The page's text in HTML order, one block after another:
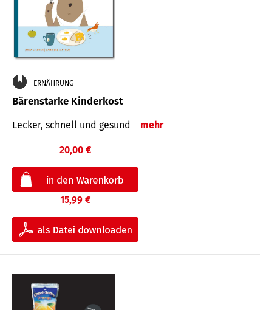
ERNÄHRUNG
Bärenstarke Kinderkost
Lecker, schnell und gesund mehr
20,00 €
15,99 €